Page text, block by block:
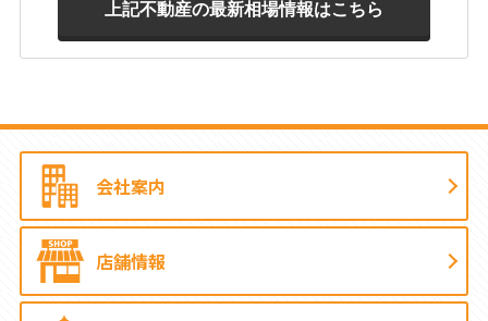
会社案内
店舗情報